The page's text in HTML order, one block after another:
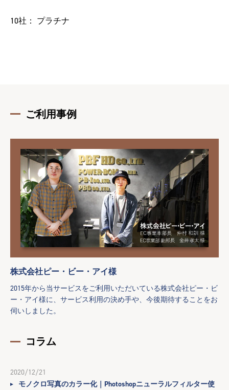
10社： プラチナ
ご利用事例
株式会社ピー・ビー・アイ様
2015年から当サービスをご利用いただいている株式会社ピー・ビ
ー・アイ様に、サービス利用の決め手や、今後期待することをお
伺いしました。
コラム
2020/12/21
モノクロ写真のカラー化｜Photoshopニューラルフィルター使